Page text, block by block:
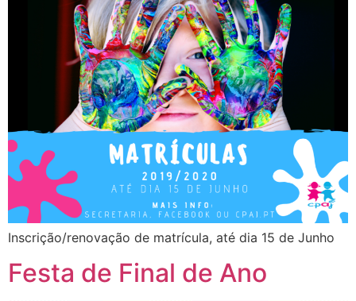
Inscrição/renovação de matrícula, até dia 15 de Junho
Festa de Final de Ano